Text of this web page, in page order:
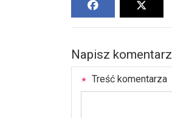
Napisz komentarz
Treść komentarza